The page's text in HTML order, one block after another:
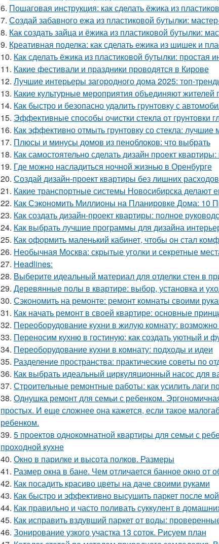
6. Пошаговая инструкция: как сделать ёжика из
7. Создай забавного ежа из пластиковой бутылки:
8. Как создать зайца и ёжика из пластиковой бутылки:
9. Креативная поделка: как сделать ежика из шишек и
10. Как сделать ёжика из пластиковой бутылки: простая
11. Какие фестивали и праздники проводятся в Кирове
12. Лучшие интерьеры загородного дома 2025: топ-
13. Какие культурные мероприятия объединяют жителей
14. Как быстро и безопасно удалить грунтовку с
15. Эффективные способы очистки стекла от грунтовки
16. Как эффективно отмыть грунтовку со стекла: лучшие
17. Плюсы и минусы домов из пеноблоков: что выбрать
18. Как самостоятельно сделать дизайн проект
19. Где можно насладиться ночной жизнью в Оренбурге
20. Создай дизайн-проект квартиры без лишних расходов
21. Какие транспортные системы Новосибирска делают
22. Как Сэкономить Миллионы на Планировке Дома: 10
23. Как создать дизайн-проект квартиры: полное
24. Как выбрать лучшие программы для дизайна
25. Как оформить маленький кабинет, чтобы он стал
26. Необычная Москва: скрытые уголки и секретные
27. Headlines:
28. Выберите идеальный материал для отделки стен в
29. Деревянные полы в квартире: выбор, установка и
30. Сэкономить на ремонте: ремонт комнаты своими
31. Как начать ремонт в своей квартире: основные
32. Переоборудование кухни в жилую комнату: возможно
33. Переносим кухню в гостиную: как создать уютный и
34. Переоборудование кухни в комнату: подходы и идеи
35. Разделение пространства: практические советы по
36. Как выбрать идеальный циркуляционный насос для
37. Строительные ремонтные работы: как усилить лаги
38. Однушка ремонт для семьи с ребенком.
простых. И еще сложнее она кажется, если такое
ребенком.
39. 5 проектов однокомнатной квартиры для семьи с
проходной кухне
40. Окно в парилке и высота полков. Размеры
41. Размер окна в бане. Чем отличается банное окно от
42. Как посадить красиво цветы на даче своими руками
43. Как быстро и эффективно высушить паркет после
44. Как правильно и часто поливать суккулент в
45. Как исправить вздувший паркет от воды:
46. Зонирование узкого участка 13 соток. Рисуем план